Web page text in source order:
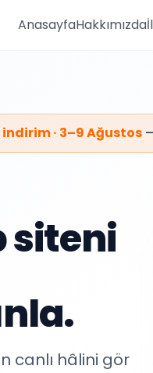
AnasayfaHakkımızda
· 3–9 Ağustos
siteni
canlı hâlini gör